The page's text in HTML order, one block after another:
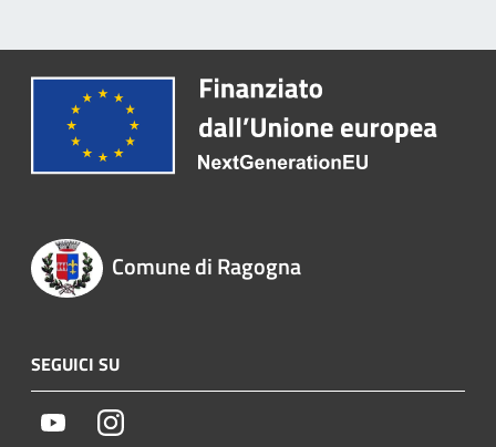
Comune di Ragogna
SEGUICI SU
YoutubeInstagram